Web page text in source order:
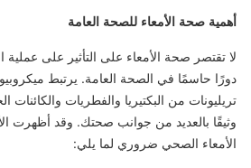
أهمية صحة الأمعاء للصحة العامة
لا تقتصر صحة الأمعاء على التأثير على
دورًا حاسمًا في الصحة العامة. يرتبط
تريليونات من البكتيريا والفطريات والكائنات
وثيقًا بالعديد من جوانب صحتك. وقد أظهرت
الأمعاء الصحي ضروري لما يلي: